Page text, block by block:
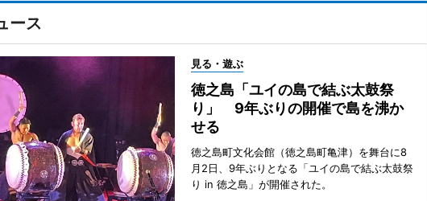
ース
見る・遊ぶ
徳之島「ユイの島で結ぶ太鼓祭
り」 9年ぶりの開催で島を沸か
せる
徳之島町文化会館（徳之島町亀津）を舞台に8
月2日、9年ぶりとなる「ユイの島で結ぶ太鼓祭
り in 徳之島」が開催された。